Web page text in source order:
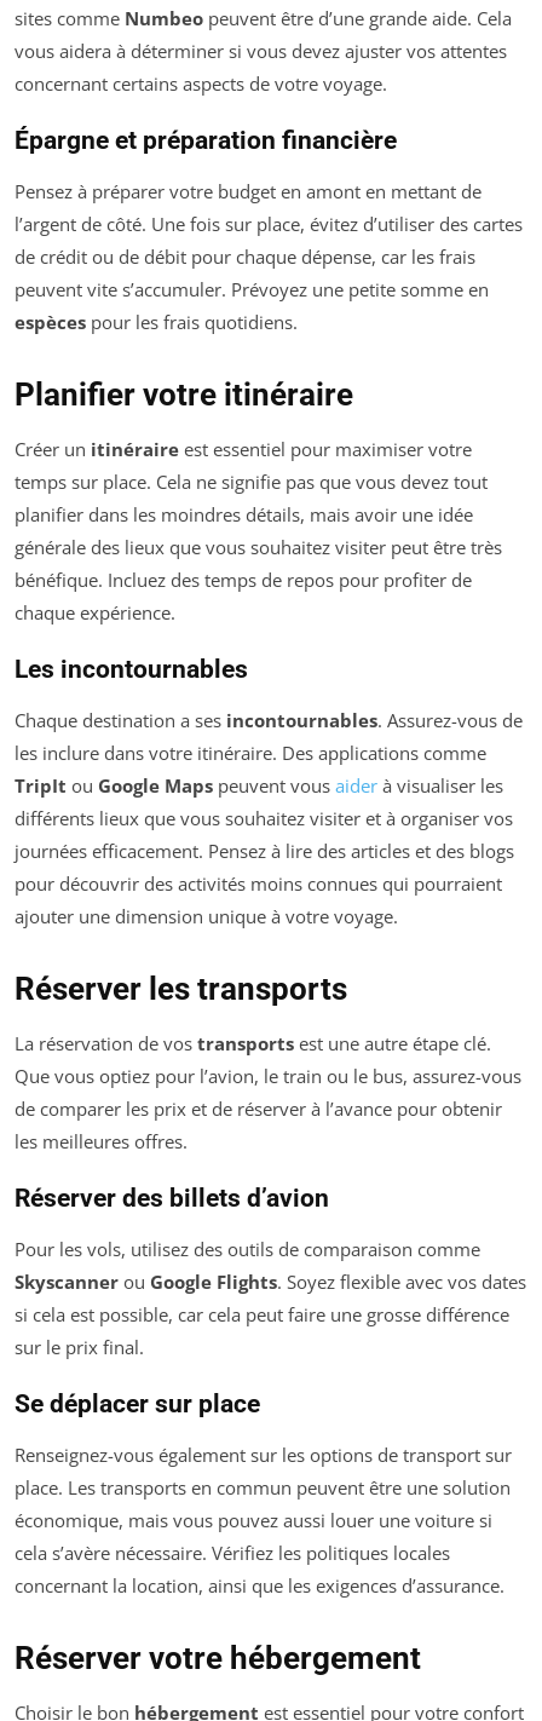
sites comme Numbeo peuvent être d’une grande aide. Cela
vous aidera à déterminer si vous devez ajuster vos attentes
concernant certains aspects de votre voyage.
Épargne et préparation financière
Pensez à préparer votre budget en amont en mettant de
l’argent de côté. Une fois sur place, évitez d’utiliser des cartes
de crédit ou de débit pour chaque dépense, car les frais
peuvent vite s’accumuler. Prévoyez une petite somme en
espèces pour les frais quotidiens.
Planifier votre itinéraire
Créer un itinéraire est essentiel pour maximiser votre
temps sur place. Cela ne signifie pas que vous devez tout
planifier dans les moindres détails, mais avoir une idée
générale des lieux que vous souhaitez visiter peut être très
bénéfique. Incluez des temps de repos pour profiter de
chaque expérience.
Les incontournables
Chaque destination a ses incontournables. Assurez-vous de
les inclure dans votre itinéraire. Des applications comme
TripIt ou Google Maps peuvent vous aider à visualiser les
différents lieux que vous souhaitez visiter et à organiser vos
journées efficacement. Pensez à lire des articles et des blogs
pour découvrir des activités moins connues qui pourraient
ajouter une dimension unique à votre voyage.
Réserver les transports
La réservation de vos transports est une autre étape clé.
Que vous optiez pour l’avion, le train ou le bus, assurez-vous
de comparer les prix et de réserver à l’avance pour obtenir
les meilleures offres.
Réserver des billets d’avion
Pour les vols, utilisez des outils de comparaison comme
Skyscanner ou Google Flights. Soyez flexible avec vos dates
si cela est possible, car cela peut faire une grosse différence
sur le prix final.
Se déplacer sur place
Renseignez-vous également sur les options de transport sur
place. Les transports en commun peuvent être une solution
économique, mais vous pouvez aussi louer une voiture si
cela s’avère nécessaire. Vérifiez les politiques locales
concernant la location, ainsi que les exigences d’assurance.
Réserver votre hébergement
Choisir le bon hébergement est essentiel pour votre confort